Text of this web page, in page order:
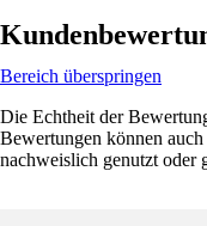
Bereich überspringen
Die Echtheit der
Bewertungen können
nachweislich genutzt oder